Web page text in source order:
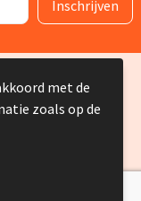
2025
met de
zoals op de